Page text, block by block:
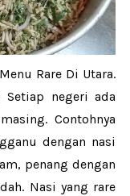
Rare Di Utara.
negeri ada
Contohnya
dengan nasi
penang dengan
Nasi yang rare